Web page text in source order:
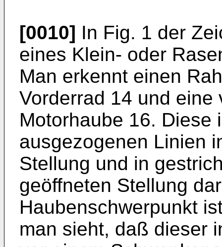
[0010] In Fig. 1 der
eines Klein- oder
Man erkennt einen
Vorderrad 14 und eine
Motorhaube 16. Diese
ausgezogenen Linien
Stellung und in
geöffneten Stellung
Haubenschwerpunkt
man sieht, daß dieser